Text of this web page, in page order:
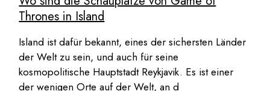
Thrones in Island
Island ist dafür bekannt, eines der sichersten Länder
der Welt zu sein, und auch für seine
kosmopolitische Hauptstadt Reykjavik. Es ist einer
der wenigen Orte auf der Welt, an d